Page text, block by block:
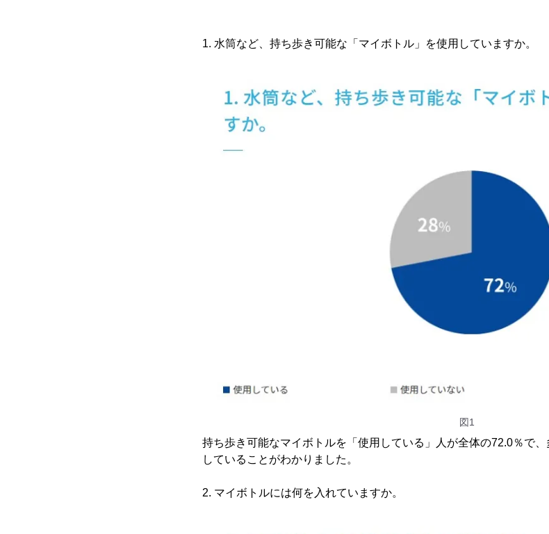
1. 水筒など、持ち歩き可能な「マイボトル」を使用していますか。
図1
持ち歩き可能なマイボトルを「使用している」人が全体の72.0％で
していることがわかりました。
2. マイボトルには何を入れていますか。